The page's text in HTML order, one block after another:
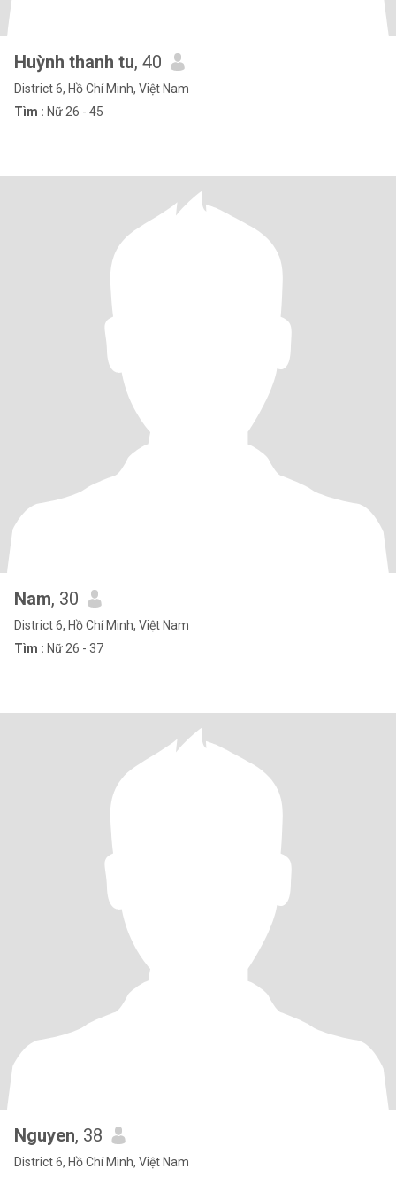
Huỳnh thanh tu, 40
District 6, Hồ Chí Minh, Việt Nam
Tìm : Nữ 26 - 45
Nam, 30
District 6, Hồ Chí Minh, Việt Nam
Tìm : Nữ 26 - 37
Nguyen, 38
District 6, Hồ Chí Minh, Việt Nam